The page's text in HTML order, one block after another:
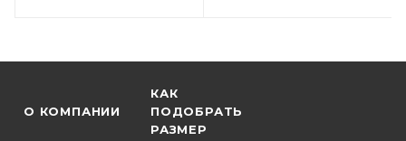
О КОМПАНИИ
КАК
ПОДОБРАТЬ
РАЗМЕР